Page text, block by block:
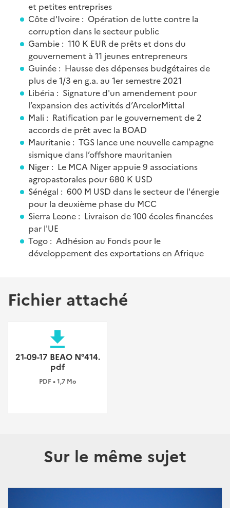
et petites entreprises
Côte d'Ivoire : Opération de lutte contre la
corruption dans le secteur public
Gambie : 110 K EUR de prêts et dons du
gouvernement à 11 jeunes entrepreneurs
Guinée : Hausse des dépenses budgétaires de
plus de 1/3 en g.a. au 1er semestre 2021
Libéria : Signature d'un amendement pour
l’expansion des activités d’ArcelorMittal
Mali : Ratification par le gouvernement de 2
accords de prêt avec la BOAD
Mauritanie : TGS lance une nouvelle campagne
sismique dans l’offshore mauritanien
Niger : Le MCA Niger appuie 9 associations
agropastorales pour 680 K USD
Sénégal : 600 M USD dans le secteur de l'énergie
pour la deuxième phase du MCC
Sierra Leone : Livraison de 100 écoles financées
par l'UE
Togo : Adhésion au Fonds pour le
développement des exportations en Afrique
Fichier attaché
file_download
21-09-17 BEAO N°414.
pdf
PDF • 1,7 Mo
Sur le même sujet